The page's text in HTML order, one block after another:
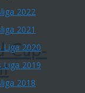
2022
2021
Liga 2020
Liga 2019
2018
Cup-